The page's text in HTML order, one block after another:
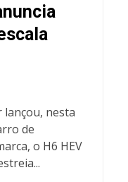
lançou, nesta
de
o H6 HEV